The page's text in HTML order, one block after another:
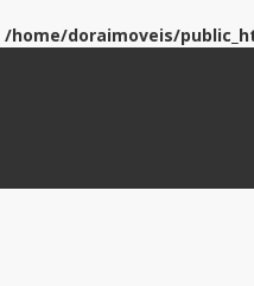
/home/doraimoveis/